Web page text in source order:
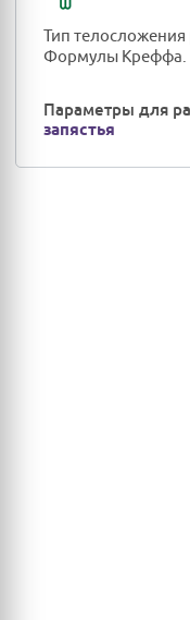
Тип телосложения
Формулы Креффа.
Параметры для
запястья